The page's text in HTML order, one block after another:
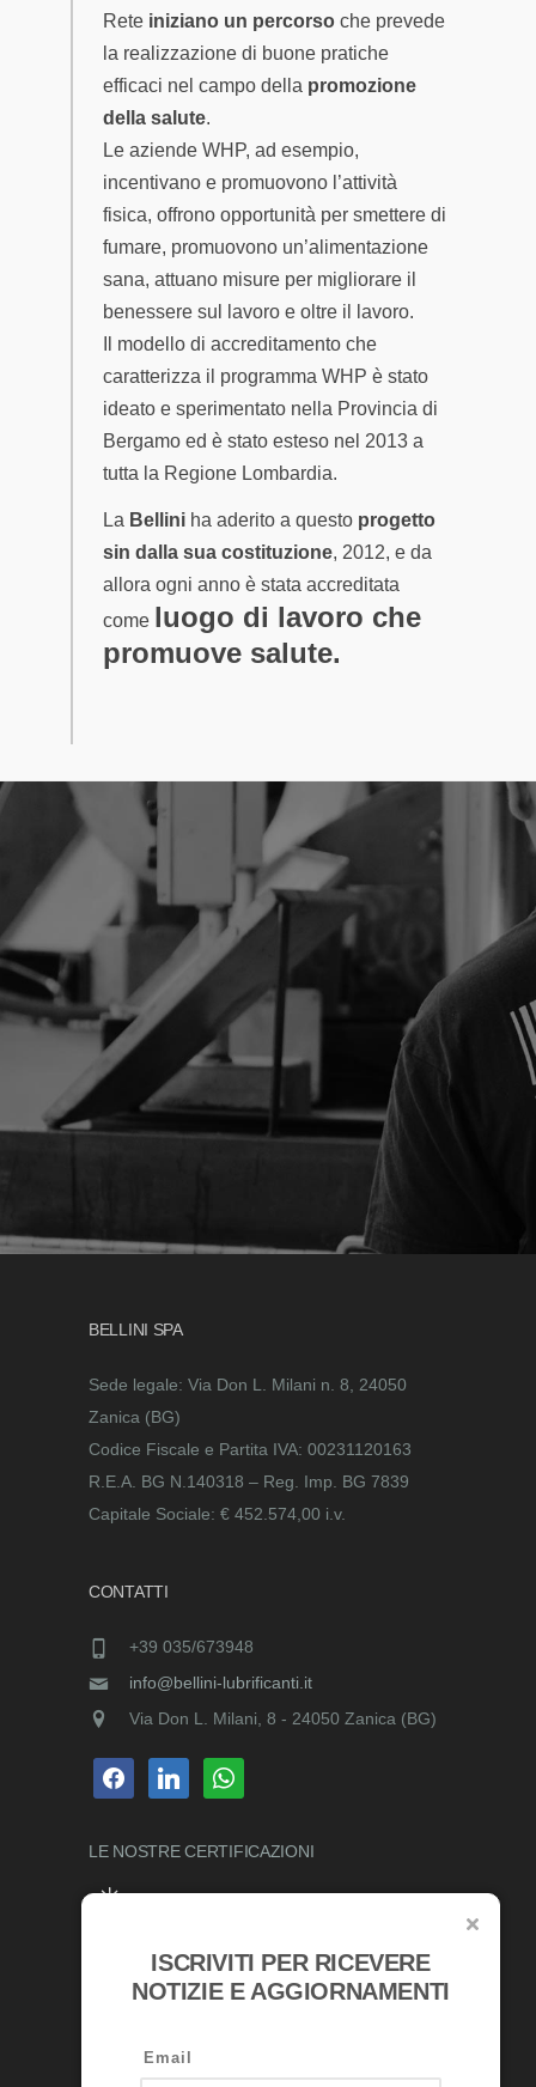
Rete iniziano un percorso che prevede
la realizzazione di buone pratiche
efficaci nel campo della promozione
della salute.
Le aziende WHP, ad esempio,
incentivano e promuovono l’attività
fisica, offrono opportunità per smettere di
fumare, promuovono un’alimentazione
sana, attuano misure per migliorare il
benessere sul lavoro e oltre il lavoro.
Il modello di accreditamento che
caratterizza il programma WHP è stato
ideato e sperimentato nella Provincia di
Bergamo ed è stato esteso nel 2013 a
tutta la Regione Lombardia.
La Bellini ha aderito a questo progetto
sin dalla sua costituzione, 2012, e da
allora ogni anno è stata accreditata
come luogo di lavoro che
promuove salute.
BELLINI SPA
Sede legale: Via Don L. Milani n. 8, 24050
Zanica (BG)
Codice Fiscale e Partita IVA: 00231120163
R.E.A. BG N.140318 – Reg. Imp. BG 7839
Capitale Sociale: € 452.574,00 i.v.
CONTATTI
+39 035/673948
info@bellini-lubrificanti.it
Via Don L. Milani, 8 - 24050 Zanica (BG)
facebooklinkedin whatsapp
LE NOSTRECERTIFICAZIONI
RICONOSCIMENTI
ISCRIVITI PER RICEVERE
NOTIZIE E AGGIORNAMENTI
Email